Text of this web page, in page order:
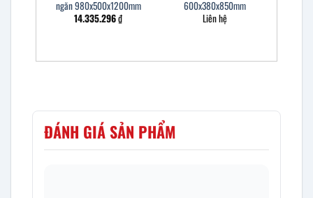
ngăn 980x500x1200mm
14.335.296₫
600x380x850mm
Liên hệ
ĐÁNH GIÁ SẢN PHẨM